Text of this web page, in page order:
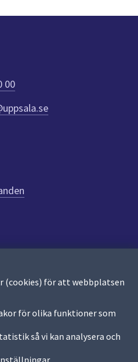
(cookies) för att webbplatsen
för olika funktioner som
så vi kan analysera och
00